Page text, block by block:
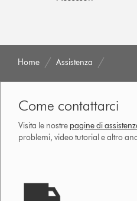
Home Assistenza
Come contattarci
Visita le nostre pagine di
problemi, video tutorial e altro